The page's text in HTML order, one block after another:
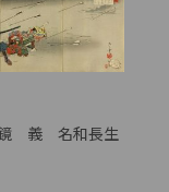
義 名和長生